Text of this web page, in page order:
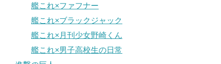
艦これ×ファフナー
艦これ×ブラックジャック
艦これ×月刊少女野崎くん
艦これ×男子高校生の日常